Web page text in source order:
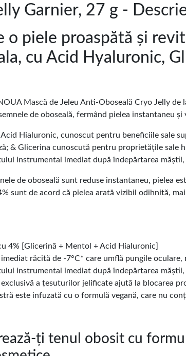
Garnier, 27 g -
o piele proaspătă și
cu Acid Hyaluronic,
Mască de Jeleu Anti-Oboseală Cryo Jelly
de oboseală, fermând pielea instantaneu și
Acid Hialuronic, cunoscut pentru beneficiile sale
& Glicerina cunoscută pentru proprietățile sale
instrumental imediat după îndepărtarea măștii,
de oboseală sunt reduse instantaneu, pielea
sunt de acord că pielea arată vizibil odihnită,
4% [Glicerină + Mentol + Acid Hialuronic]
imediat răcită de -7°C* care umflă pungile
instrumental imediat după îndepărtarea măștii,
exclusivă a țesuturilor jelificate ajută la blocarea
este infuzată cu o formulă vegană, care nu
ți tenul obosit cu